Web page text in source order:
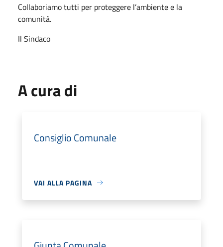
Collaboriamo tutti per proteggere l’ambiente e la
comunità.
Il Sindaco
A cura di
Consiglio Comunale
VAI ALLA PAGINA